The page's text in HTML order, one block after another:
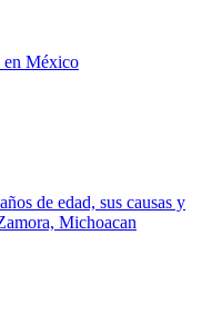
en México
de edad, sus causas y
Michoacan